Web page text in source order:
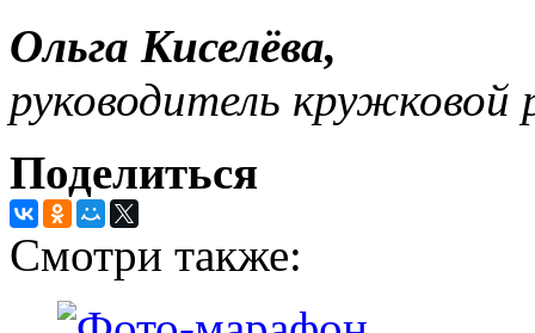
Ольга Киселёва,
руководитель
Поделиться
Смотри также: